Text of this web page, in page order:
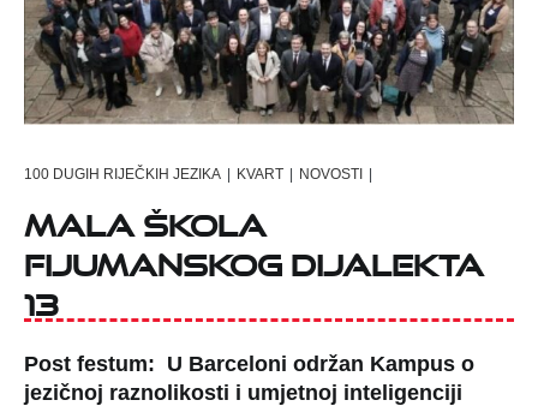
100 DUGIH RIJEČKIH JEZIKA | KVART | NOVOSTI |
Mala škola
fijumanskog dijalekta
13
Post festum: U Barceloni održan Kampus o
jezičnoj raznolikosti i umjetnoj inteligenciji